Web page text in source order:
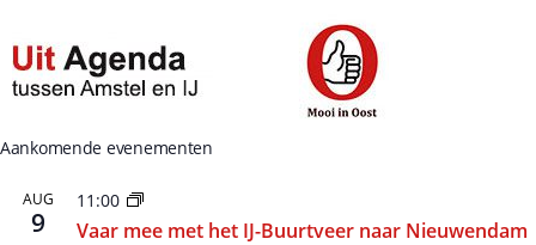
Aankomende evenementen
AUG
9
11:00
Vaar mee met het IJ-Buurtveer naar Nieuwendam